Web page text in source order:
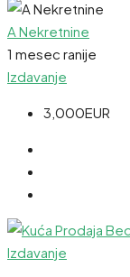
A Nekretnine
1 mesec ranije
Izdavanje
3,000EUR
Izdavanje